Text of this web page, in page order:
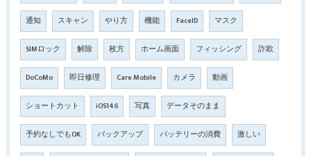
通知 スキャン やり方 機能 FaceID マスク
SIMロック 解除 枚方 ホーム画面 フィッシング 詐欺
DoCoMo 即日修理 Care Mobile カメラ 動画
ショートカット iOS14.6 写真 データそのまま
予約なしでもOK バックアップ バッテリーの消費 激しい